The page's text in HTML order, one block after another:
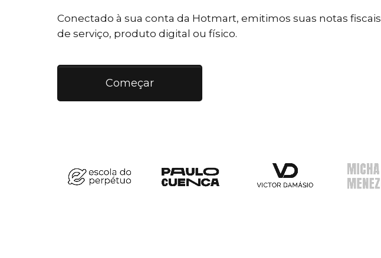
Conectado à sua conta da Hotmart, emitimos suas notas fiscais
de serviço, produto digital ou físico.
Começar